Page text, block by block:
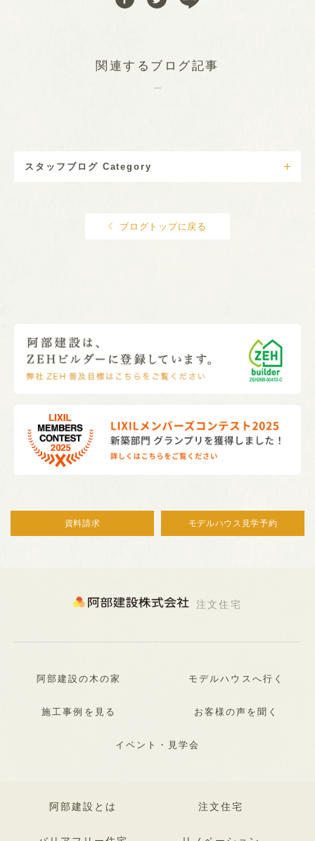
関連するブログ記事
スタッフブログ Category
ブログトップに戻る
資料請求 モデルハウス見学予約
注文住宅
阿部建設の木の家 モデルハウスへ行く
施工事例を見る お客様の声を聞く
イベント・見学会
阿部建設とは 注文住宅